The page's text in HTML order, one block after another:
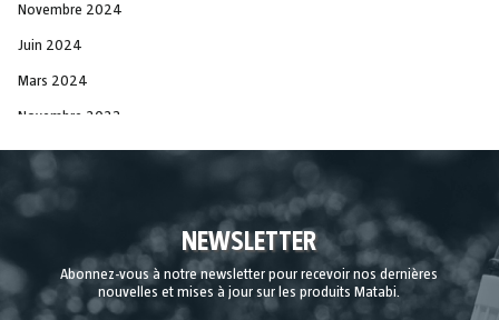
Novembre 2024
Juin 2024
Mars 2024
Novembre 2023
Juin 2023
Octobre 2021
Septembre 2021
NEWSLETTER
Abonnez-vous à notre newsletter pour recevoir nos dernières
nouvelles et mises à jour sur les produits Matabi.